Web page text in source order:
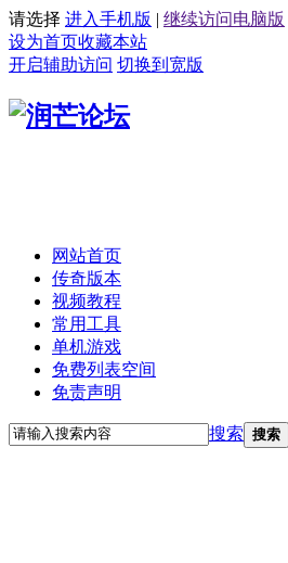
请选择 进入手机版 | 继续访问电脑版
设为首页收藏本站
开启辅助访问 切换到宽版
网站首页
传奇版本
视频教程
常用工具
单机游戏
免费列表空间
免责声明
搜索 搜索